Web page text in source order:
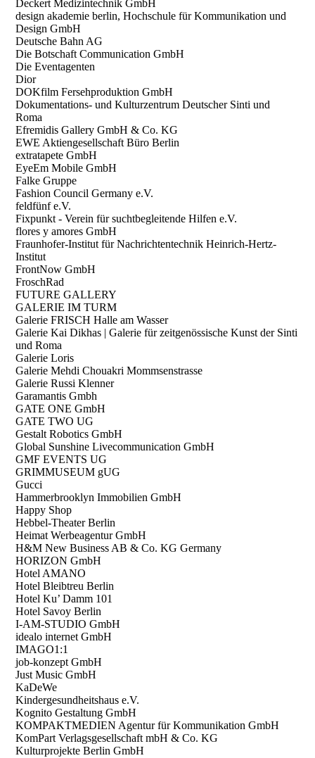
Deckert Medizintechnik GmbH
design akademie berlin, Hochschule für Kommunikation und
Design GmbH
Deutsche Bahn AG
Die Botschaft Communication GmbH
Die Eventagenten
Dior
DOKfilm Fersehproduktion GmbH
Dokumentations- und Kulturzentrum Deutscher Sinti und
Roma
Efremidis Gallery GmbH & Co. KG
EWE Aktiengesellschaft Büro Berlin
extratapete GmbH
EyeEm Mobile GmbH
Falke Gruppe
Fashion Council Germany e.V.
feldfünf e.V.
Fixpunkt - Verein für suchtbegleitende Hilfen e.V.
flores y amores GmbH
Fraunhofer-Institut für Nachrichtentechnik Heinrich-Hertz-
Institut
FrontNow GmbH
FroschRad
FUTURE GALLERY
GALERIE IM TURM
Galerie FRISCH Halle am Wasser
Galerie Kai Dikhas | Galerie für zeitgenössische Kunst der Sinti
und Roma
Galerie Loris
Galerie Mehdi Chouakri Mommsenstrasse
Galerie Russi Klenner
Garamantis Gmbh
GATE ONE GmbH
GATE TWO UG
Gestalt Robotics GmbH
Global Sunshine Livecommunication GmbH
GMF EVENTS UG
GRIMMUSEUM gUG
Gucci
Hammerbrooklyn Immobilien GmbH
Happy Shop
Hebbel-Theater Berlin
Heimat Werbeagentur GmbH
H&M New Business AB & Co. KG Germany
HORIZON GmbH
Hotel AMANO
Hotel Bleibtreu Berlin
Hotel Ku’ Damm 101
Hotel Savoy Berlin
I-AM-STUDIO GmbH
idealo internet GmbH
IMAGO1:1
job-konzept GmbH
Just Music GmbH
KaDeWe
Kindergesundheitshaus e.V.
Kognito Gestaltung GmbH
KOMPAKTMEDIEN Agentur für Kommunikation GmbH
KomPart Verlagsgesellschaft mbH & Co. KG
Kulturprojekte Berlin GmbH